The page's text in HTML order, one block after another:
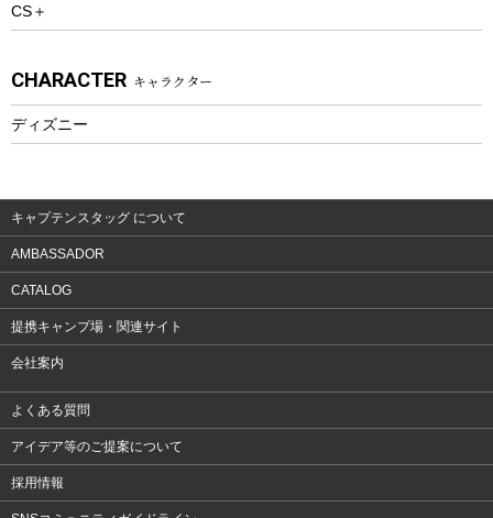
ウェルネス
ウェア、タオル
ウェア
CS＋
CHARACTER キャラクター
ディズニー
キャプテンスタッグ について
AMBASSADOR
CATALOG
提携キャンプ場・関連サイト
会社案内
よくある質問
アイデア等のご提案について
採用情報